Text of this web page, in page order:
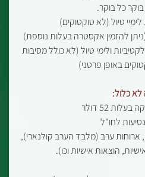
כל בוקר.
טיול (לא טוקטוקים)
להזמין אקסטרה בעלות נוספת)
ולימי טיול (לא כולל מסיבות
באופן פרטני)
כלול:
52 דולר
לחו"ל
ארוחות ערב (מלבד הערב קולנארי),
הוצאות אישיות וכו).